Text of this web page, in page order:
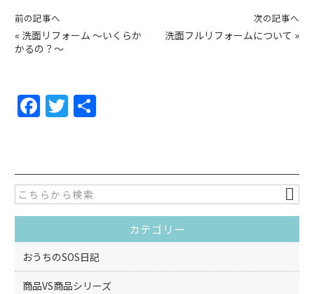
前の記事へ
« 洗面リフォーム ～いくらか
かるの？～
次の記事へ
洗面フルリフォームについて »
F
e
b
o
o
k
T
er
カテゴリー
おうちのSOS日記
商品VS商品シリーズ